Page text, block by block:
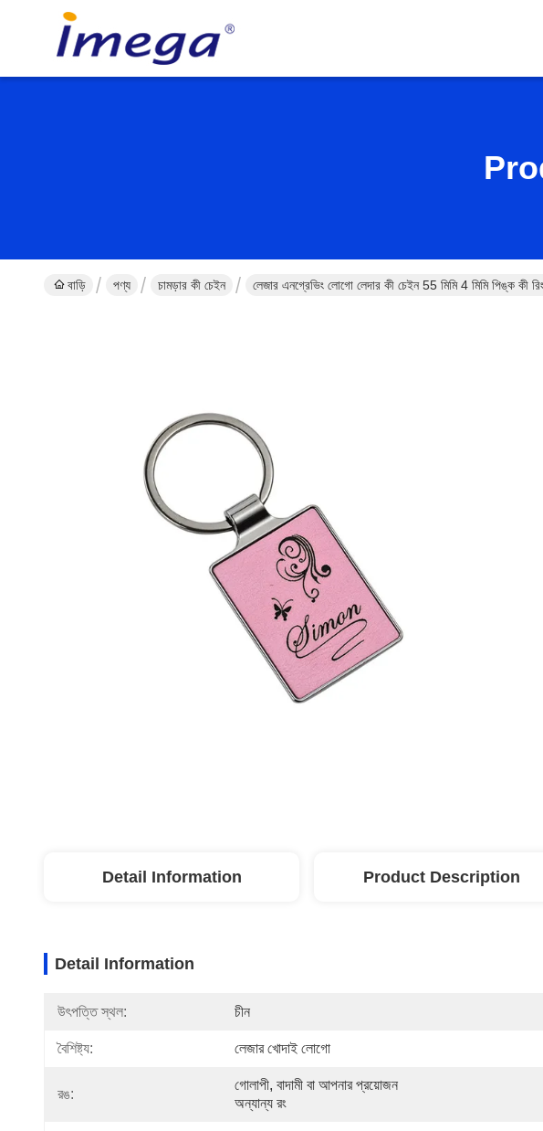
বাড়ি পণ্য চামড়ার কী চেইন লেজার এনগ্রেভিং লোগো লেদার কী চেইন 55 মিমি 4 মিমি পিঙ্ক কী রিং
Detail Information Product Description
Detail Information
উৎপত্তি স্থল: চীন
বৈশিষ্ট্য: লেজার খোদাই লোগো
রঙ:
গোলাপী, বাদামী বা আপনার প্রয়োজন
অন্যান্য রং